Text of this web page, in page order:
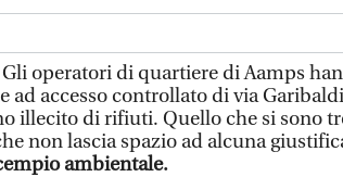
Gli operatori di quartiere di Aamps
ad accesso controllato di via
illecito di rifiuti. Quello che si sono
non lascia spazio ad alcuna
ambientale.